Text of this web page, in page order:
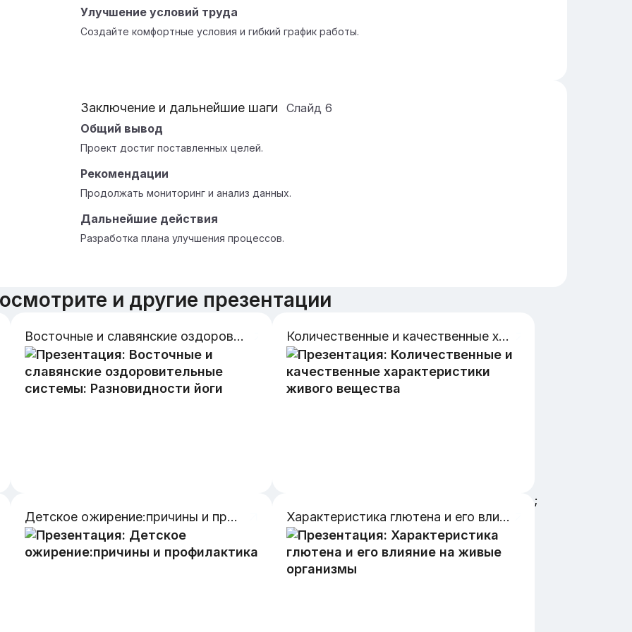
Улучшение условий труда
Создайте комфортные условия и гибкий график работы.
Заключение и дальнейшие шаги Слайд 6
Общий вывод
Проект достиг поставленных целей.
Рекомендации
Продолжать мониторинг и анализ данных.
Дальнейшие действия
Разработка плана улучшения процессов.
и другие презентации
Восточные и славянские оздоровительные системы: Разновидности йоги Количественные и качественные характеристики живого вещества
Детское ожирение:причины и профилактика Характеристика глютена и его влияние на живые организмы
;